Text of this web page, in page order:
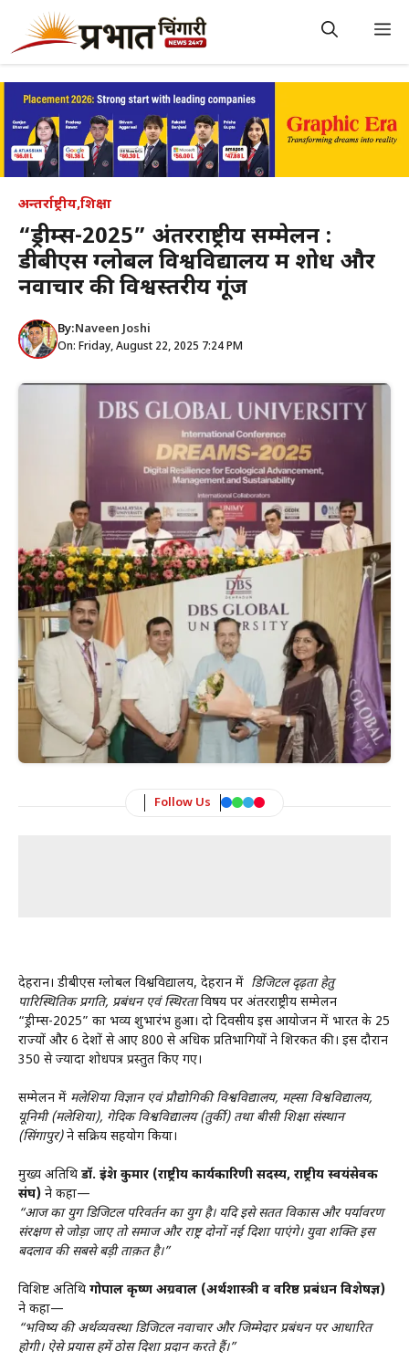
content
अन्तर्राष्ट्रीय,शिक्षा
“ड्रीम्स-2025” अंतरराष्ट्रीय सम्मेलन :
डीबीएस ग्लोबल विश्वविद्यालय में शोध और
नवाचार की विश्वस्तरीय गूंज
By:Naveen Joshi
On: Friday, August 22, 2025 7:24 PM
Follow Us
देहरादून। डीबीएस ग्लोबल विश्वविद्यालय, देहरादून में डिजिटल दृढ़ता हेतु
पारिस्थितिक प्रगति, प्रबंधन एवं स्थिरताविषय पर अंतरराष्ट्रीय सम्मेलन
“ड्रीम्स-2025” का भव्य शुभारंभ हुआ। दो दिवसीय इस आयोजन में भारत के 25
राज्यों और 6 देशों से आए 800 से अधिक प्रतिभागियों ने शिरकत की। इस दौरान
350 से ज्यादा शोधपत्र प्रस्तुत किए गए।
सम्मेलन में मलेशिया विज्ञान एवं प्रौद्योगिकी विश्वविद्यालय, मह्सा विश्वविद्यालय,
यूनिमी (मलेशिया), गेदिक विश्वविद्यालय (तुर्की) तथा बीसी शिक्षा संस्थान
(सिंगापुर)ने सक्रिय सहयोग किया।
मुख्य अतिथि डॉ. इंद्रेश कुमार (राष्ट्रीय कार्यकारिणी सदस्य, राष्ट्रीय स्वयंसेवक
संघ) ने कहा—
“आज का युग डिजिटल परिवर्तन का युग है। यदि इसे सतत विकास और पर्यावरण
संरक्षण से जोड़ा जाए तो समाज और राष्ट्र दोनों नई दिशा पाएंगे। युवा शक्ति इस
बदलाव की सबसे बड़ी ताक़त है।”
विशिष्ट अतिथि गोपाल कृष्ण अग्रवाल (अर्थशास्त्री व वरिष्ठ प्रबंधन विशेषज्ञ)
ने कहा—
“भविष्य की अर्थव्यवस्था डिजिटल नवाचार और जिम्मेदार प्रबंधन पर आधारित
होगी। ऐसे प्रयास हमें ठोस दिशा प्रदान करते हैं।”